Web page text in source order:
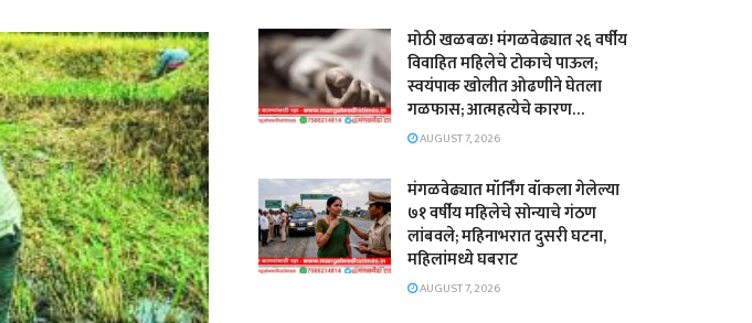
मोठी खळबळ! मंगळवेढ्यात २६ वर्षीय
विवाहित महिलेचे टोकाचे पाऊल;
स्वयंपाक खोलीत ओढणीने घेतला
गळफास; आत्महत्येचे कारण…
AUGUST 7, 2026
मंगळवेढ्यात मॉर्निंग वॉकला गेलेल्या
७१ वर्षीय महिलेचे सोन्याचे गंठण
लांबवले; महिनाभरात दुसरी घटना,
महिलांमध्ये घबराट
AUGUST 7, 2026